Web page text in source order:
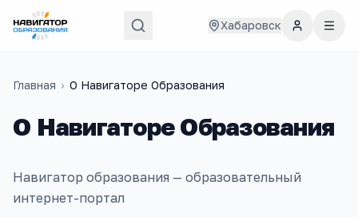
Хабаровск
Главная › О Навигаторе Образования
О Навигаторе Образования
Навигатор образования — образовательный
интернет-портал